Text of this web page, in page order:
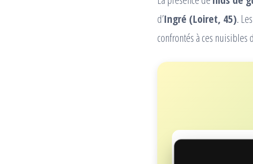
d’Ingré (Loiret, 45).
confrontés à ces nuisibles